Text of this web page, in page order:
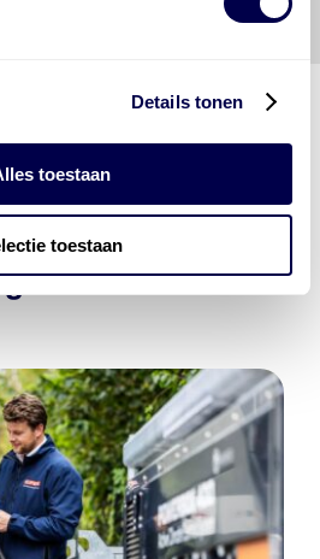
Details tonen
toestaan
toestaan
Energies
uitvier divisies